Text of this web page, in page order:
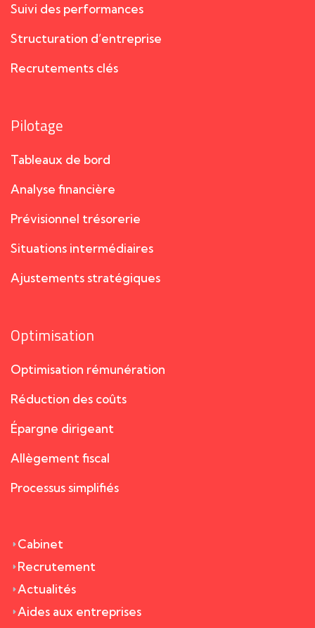
Suivi des performances
Structuration d’entreprise
Recrutements clés
Pilotage
Tableaux de bord
Analyse financière
Prévisionnel trésorerie
Situations intermédiaires
Ajustements stratégiques
Optimisation
Optimisation rémunération
Réduction des coûts
Épargne dirigeant
Allègement fiscal
Processus simplifiés
Cabinet
Recrutement
Actualités
Aides aux entreprises